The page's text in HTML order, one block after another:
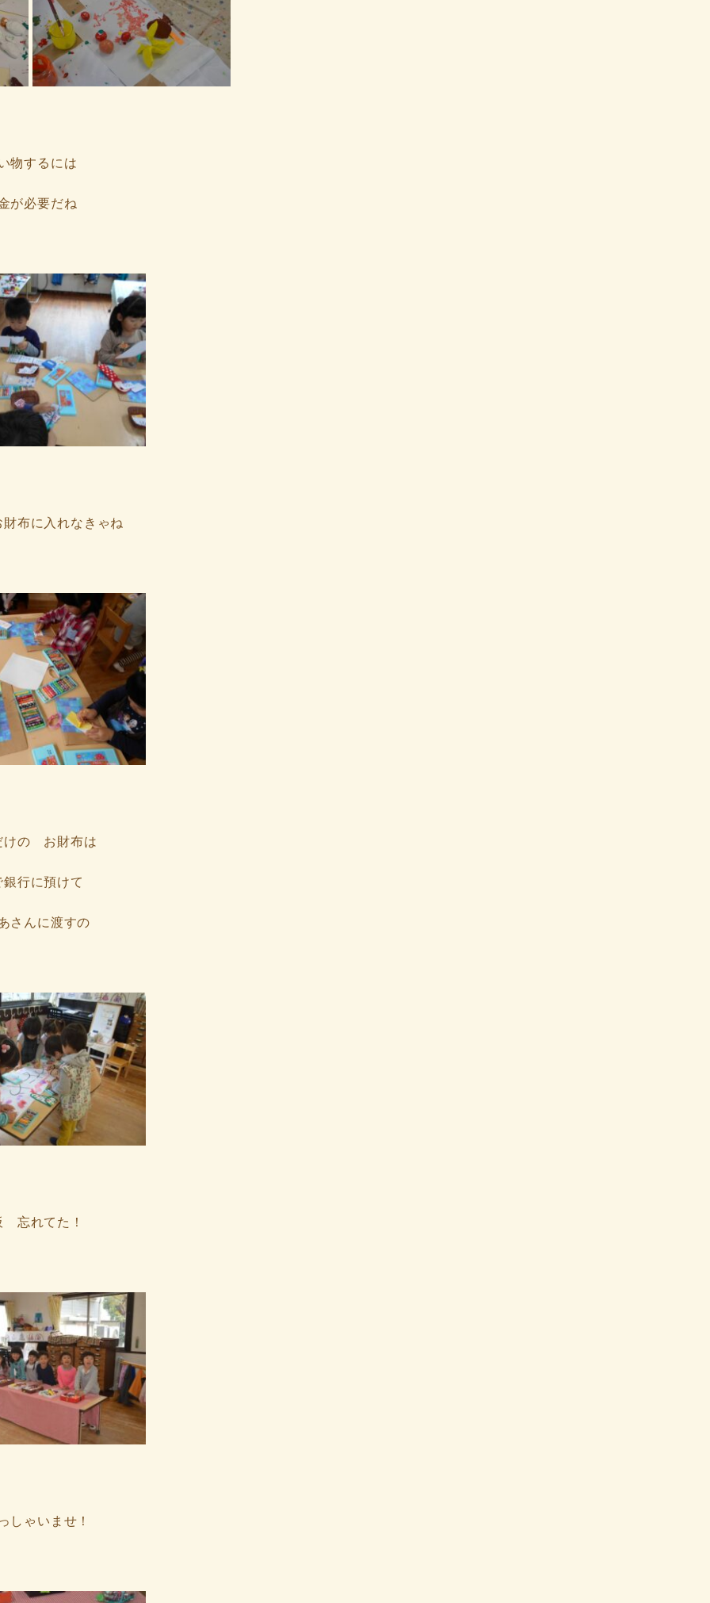
物するには
が必要だね
布に入れなきゃね
けの お財布は
銀行に預けて
さんに渡すの
忘れてた！
しゃいませ！